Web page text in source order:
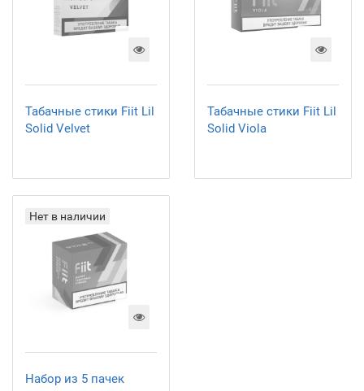
Табачные стики Fiit Lil
Solid Velvet
Табачные стики Fiit Lil
Solid Viola
Нет в наличии
Набор из 5 пачек